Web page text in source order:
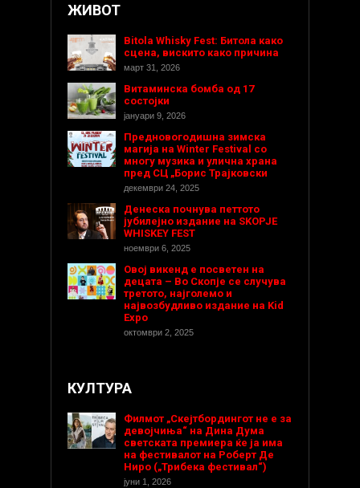
ЖИВОТ
Bitola Whisky Fest: Битола како
сцена, вискито како причина
март 31, 2026
Витаминска бомба од 17
состојки
јануари 9, 2026
Предновогодишнa зимска
магија на Winter Festival со
многу музика и улична храна
пред СЦ „Борис Трајковски
декември 24, 2025
Денеска почнува петтото
јубилејно издание на SKOPJE
WHISKEY FEST
ноември 6, 2025
Овој викенд е посветен на
децата – Во Скопје се случува
третото, најголемо и
највозбудливо издание на Kid
Expo
октомври 2, 2025
КУЛТУРА
Филмот „Скејтбордингот не е за
девојчиња“ на Дина Дума
светската премиера ќе ја има
на фестивалот на Роберт Де
Ниро („Трибека фестивал“)
јуни 1, 2026